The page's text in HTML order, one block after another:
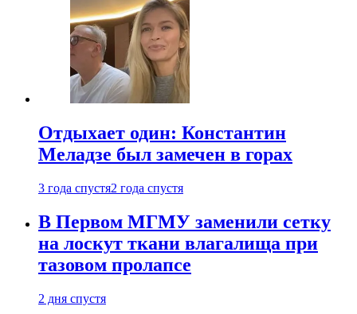
Отдыхает один: Константин
Меладзе был замечен в горах
3 года спустя2 года спустя
В Первом МГМУ заменили сетку
на лоскут ткани влагалища при
тазовом пролапсе
2 дня спустя